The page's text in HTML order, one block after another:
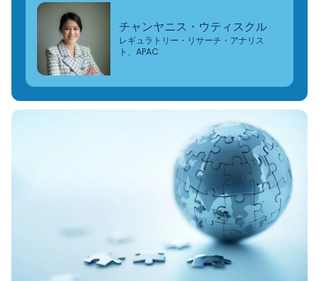
チャンヤニス・ウティスクル
レギュラトリー・リサーチ・アナリス
ト、APAC